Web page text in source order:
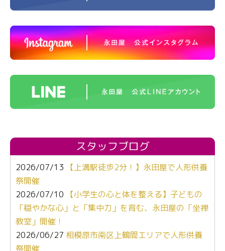
スタッフブログ
2026/07/13
【上溝駅徒歩2分！】永田屋で人形供養
祭開催
2026/07/10
【小学生の心と体を整える】子どもの
「穏やかな心」と「集中力」を育む、永田屋の「坐禅
教室」開催！
2026/06/27 相模原市南区上鶴間エリアで人形供養
祭開催